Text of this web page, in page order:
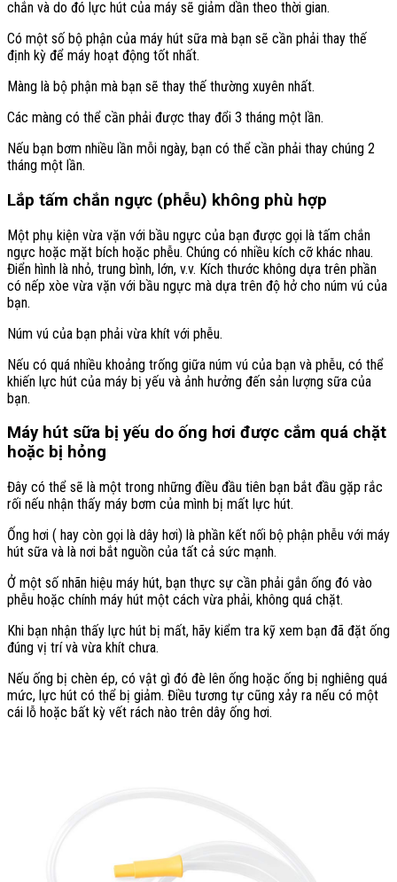
chắn và do đó lực hút của máy sẽ giảm dần theo thời gian.
Có một số bộ phận của máy hút sữa mà bạn sẽ cần phải thay thế
định kỳ để máy hoạt động tốt nhất.
Màng là bộ phận mà bạn sẽ thay thế thường xuyên nhất.
Các màng có thể cần phải được thay đổi 3 tháng một lần.
Nếu bạn bơm nhiều lần mỗi ngày, bạn có thể cần phải thay chúng 2
tháng một lần.
Lắp tấm chắn ngực (phễu) không phù hợp
Một phụ kiện vừa vặn với bầu ngực của bạn được gọi là tấm chắn
ngực hoặc mặt bích hoặc phễu. Chúng có nhiều kích cỡ khác nhau.
Điển hình là nhỏ, trung bình, lớn, v.v. Kích thước không dựa trên phần
có nếp xòe vừa vặn với bầu ngực mà dựa trên độ hở cho núm vú của
bạn.
Núm vú của bạn phải vừa khít với phễu.
Nếu có quá nhiều khoảng trống giữa núm vú của bạn và phễu, có thể
khiến lực hút của máy bị yếu và ảnh hưởng đến sản lượng sữa của
bạn.
Máy hút sữa bị yếu do ống hơi được cắm quá chặt
hoặc bị hỏng
Đây có thể sẽ là một trong những điều đầu tiên bạn bắt đầu gặp rắc
rối nếu nhận thấy máy bơm của mình bị mất lực hút.
Ống hơi ( hay còn gọi là dây hơi) là phần kết nối bộ phận phễu với máy
hút sữa và là nơi bắt nguồn của tất cả sức mạnh.
Ở một số nhãn hiệu máy hút, bạn thực sự cần phải gắn ống đó vào
phễu hoặc chính máy hút một cách vừa phải, không quá chặt.
Khi bạn nhận thấy lực hút bị mất, hãy kiểm tra kỹ xem bạn đã đặt ống
đúng vị trí và vừa khít chưa.
Nếu ống bị chèn ép, có vật gì đó đè lên ống hoặc ống bị nghiêng quá
mức, lực hút có thể bị giảm. Điều tương tự cũng xảy ra nếu có một
cái lỗ hoặc bất kỳ vết rách nào trên dây ống hơi.